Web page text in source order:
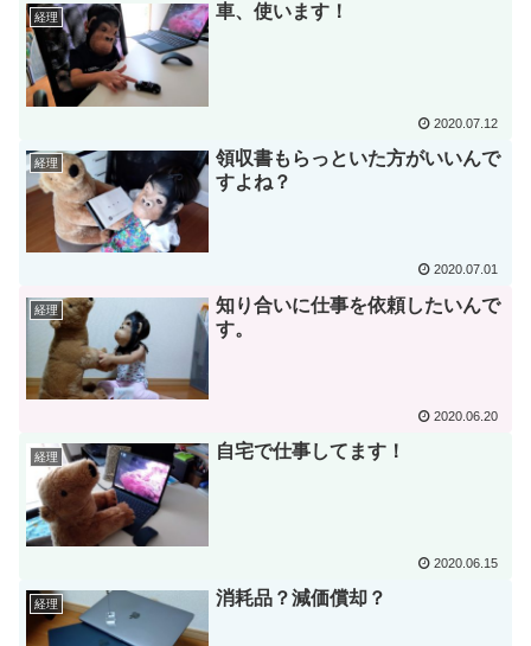
経理 車、使います！
2020.07.12
経理
領収書もらっといた方がいいんで
すよね？
2020.07.01
経理
知り合いに仕事を依頼したいんで
す。
2020.06.20
経理 自宅で仕事してます！
2020.06.15
経理 消耗品？減価償却？